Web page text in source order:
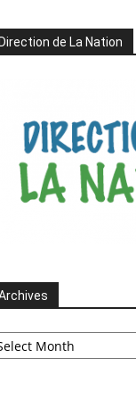
de La Nation